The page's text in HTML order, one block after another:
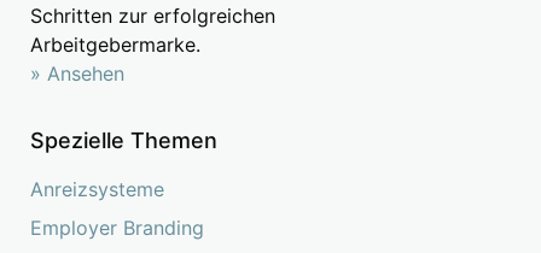
Schritten zur erfolgreichen
Arbeitgebermarke.
» Ansehen
Spezielle Themen
Anreizsysteme
Employer Branding